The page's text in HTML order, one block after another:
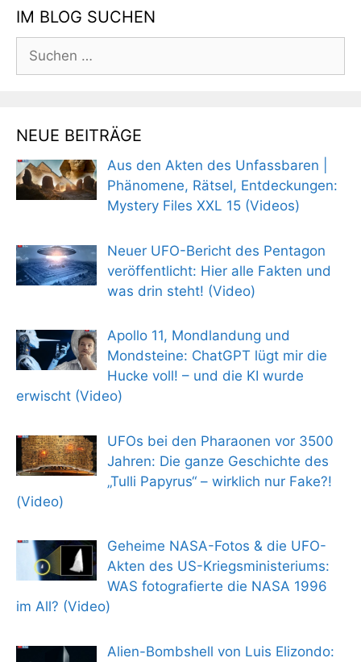
IM BLOG SUCHEN
Suchen
nach:
NEUE BEITRÄGE
Aus den Akten des Unfassbaren |
Phänomene, Rätsel, Entdeckungen:
Mystery Files XXL 15 (Videos)
Neuer UFO-Bericht des Pentagon
veröffentlicht: Hier alle Fakten und
was drin steht! (Video)
Apollo 11, Mondlandung und
Mondsteine: ChatGPT lügt mir die
Hucke voll! – und die KI wurde
erwischt (Video)
UFOs bei den Pharaonen vor 3500
Jahren: Die ganze Geschichte des
„Tulli Papyrus“ – wirklich nur Fake?!
(Video)
Geheime NASA-Fotos & die UFO-
Akten des US-Kriegsministeriums:
WAS fotografierte die NASA 1996
im All? (Video)
Alien-Bombshell von Luis Elizondo: